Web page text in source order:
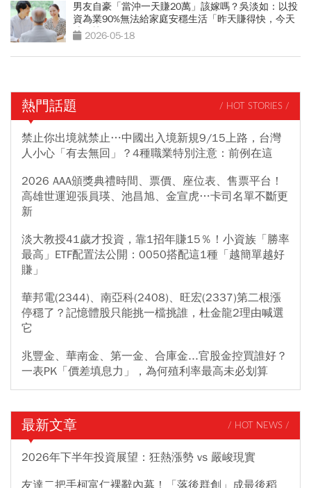
男友自豪「當沖一天賺20萬」該嫁嗎？吳淡如：以投
資為業90%無法給家庭安穩生活「昨天賺得快，今天
賠更快」
2026-05-18
熱門話題 / HOT STORIES /
禁止你出境就禁止…中國出入境新規9/15上路，台灣
人小心「有去無回」？4種職業特別注意：前例在這
2026 AAA頒獎典禮時間、票價、座位表、售票平台！
高雄世運迎張員瑛、池昌旭、金宣虎…卡司名單不斷更
新
淡大教授41歲才投資，靠1招年賺15％！小資族「勝率
最高」ETF配置法公開：0050搭配這1種「越簡單越好
賺」
華邦電(2344)、南亞科(2408)、旺宏(2337)第二根漲
停穩了？記憶體股只能挑一檔挑誰，杜金龍2理由喊選
它
兆豐金、華南金、第一金、合庫金...官股金控買誰好？
一表PK「價差填息力」，為何殖利率最高未必划算
最新文章 / HOT NEWS /
2026年下半年投資展望：狂熱漲勢 vs 嚴峻現實